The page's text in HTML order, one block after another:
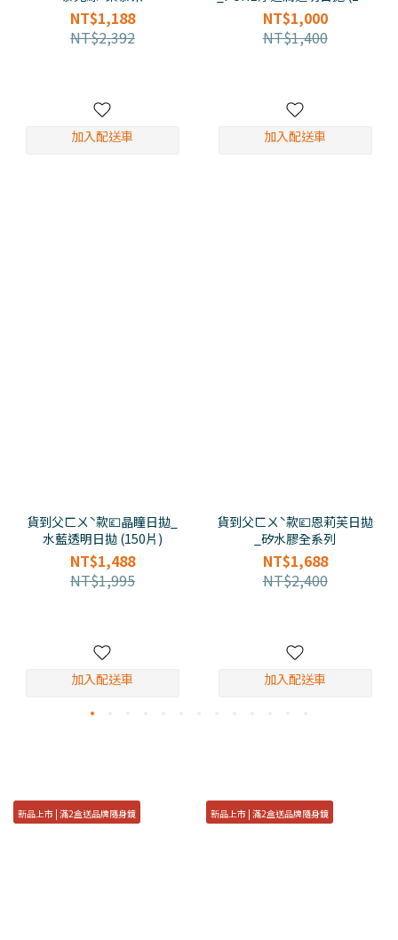
NT$1,188
NT$2,392
加入配送車
片)
NT$1,000
NT$1,400
加入配送車
貨到父ㄈㄨˋ款💷晶瞳日拋_
水藍透明日拋 (150片)
NT$1,488
NT$1,995
加入配送車
貨到父ㄈㄨˋ款💷恩莉芙日拋
_矽水膠全系列
NT$1,688
NT$2,400
加入配送車
新品上市 | 滿2盒送品牌隨身鏡 新品上市 | 滿2盒送品牌隨身鏡